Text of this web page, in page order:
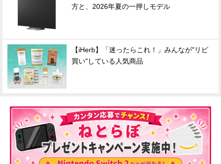
方と、2026年夏の一押しモデル
【iHerb】「迷ったらこれ！」みんなが"リピ
買い"している人気商品